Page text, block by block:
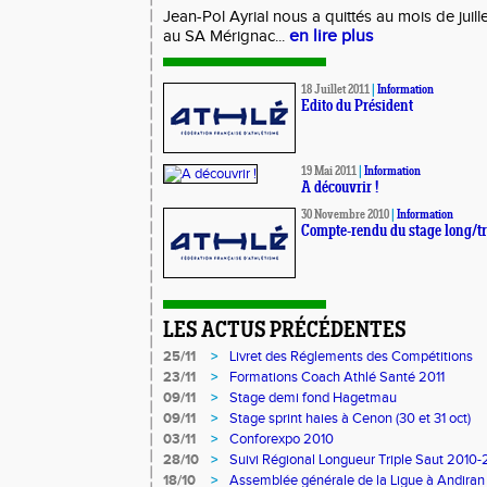
Jean-Pol Ayrial nous a quittés au mois de
au SA Mérignac... en lire plus
18 Juillet 2011 Information
Edito du Président
19 Mai 2011 Information
A découvrir !
30 Novembre 2010 Information
Compte-rendu du stage long/
LES ACTUS PRÉCÉDENTES
25/11 >
Livret des Réglements des Compétitions
23/11
>
Formations Coach Athlé Santé 2011
09/11
>
Stage demi fond Hagetmau
09/11
>
Stage sprint haies à Cenon (30 et 31 oct)
03/11
>
Conforexpo 2010
28/10
>
Suivi Régional Longueur Triple Saut 2010-
18/10
> Assemblée générale de la Ligue à Andiran